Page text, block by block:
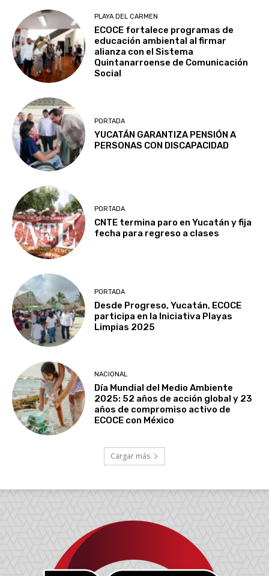
PLAYA DEL CARMEN
ECOCE fortalece programas de
educación ambiental al firmar
alianza con el Sistema
Quintanarroense de Comunicación
Social
PORTADA
YUCATÁN GARANTIZA PENSIÓN A
PERSONAS CON DISCAPACIDAD
PORTADA
CNTE termina paro en Yucatán y fija
fecha para regreso a clases
PORTADA
Desde Progreso, Yucatán, ECOCE
participa en la Iniciativa Playas
Limpias 2025
NACIONAL
Día Mundial del Medio Ambiente
2025: 52 años de acción global y 23
años de compromiso activo de
ECOCE con México
Cargar más